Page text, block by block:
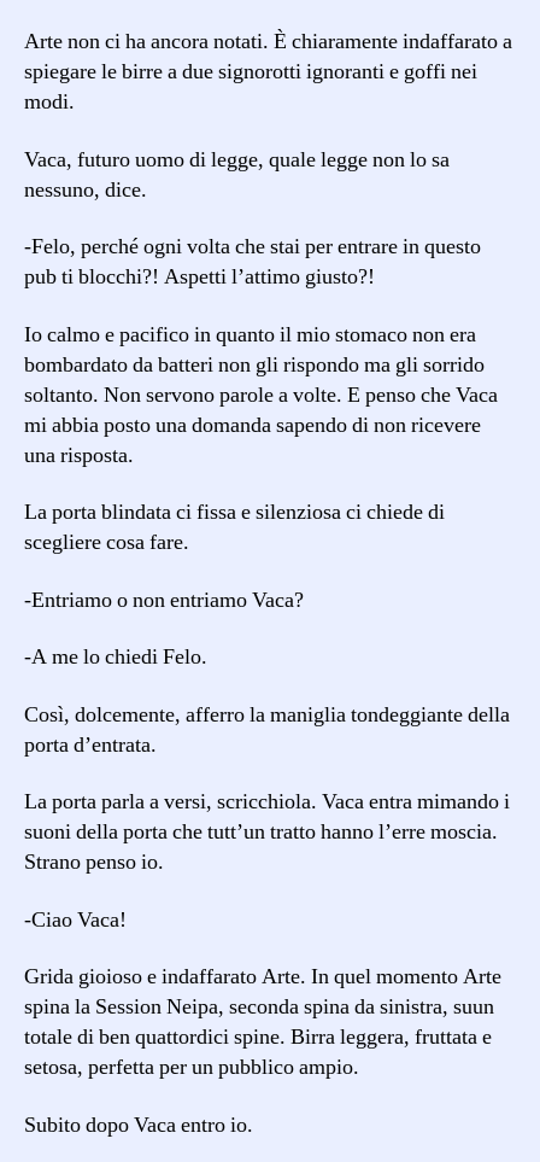
Arte non ci ha ancora notati. È chiaramente indaffarato a
spiegare le birre a due signorotti ignoranti e goffi nei
modi.
Vaca, futuro uomo di legge, quale legge non lo sa
nessuno, dice.
-Felo, perché ogni volta che stai per entrare in questo
pub ti blocchi?! Aspetti l’attimo giusto?!
Io calmo e pacifico in quanto il mio stomaco non era
bombardato da batteri non gli rispondo ma gli sorrido
soltanto. Non servono parole a volte. E penso che Vaca
mi abbia posto una domanda sapendo di non ricevere
una risposta.
La porta blindata ci fissa e silenziosa ci chiede di
scegliere cosa fare.
-Entriamo o non entriamo Vaca?
-A me lo chiedi Felo.
Così, dolcemente, afferro la maniglia tondeggiante della
porta d’entrata.
La porta parla a versi, scricchiola. Vaca entra mimando i
suoni della porta che tutt’un tratto hanno l’erre moscia.
Strano penso io.
-Ciao Vaca!
Grida gioioso e indaffarato Arte. In quel momento Arte
spina la Session Neipa, seconda spina da sinistra, suun
totale di ben quattordici spine. Birra leggera, fruttata e
setosa, perfetta per un pubblico ampio.
Subito dopo Vaca entro io.